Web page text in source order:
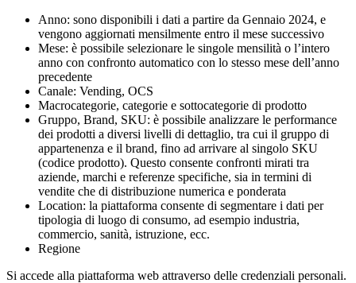
Anno: sono disponibili i dati a partire da Gennaio 2024, e
vengono aggiornati mensilmente entro il mese successivo
Mese: è possibile selezionare le singole mensilità o l’intero
anno con confronto automatico con lo stesso mese dell’anno
precedente
Canale: Vending, OCS
Macrocategorie, categorie e sottocategorie di prodotto
Gruppo, Brand, SKU: è possibile analizzare le performance
dei prodotti a diversi livelli di dettaglio, tra cui il gruppo di
appartenenza e il brand, fino ad arrivare al singolo SKU
(codice prodotto). Questo consente confronti mirati tra
aziende, marchi e referenze specifiche, sia in termini di
vendite che di distribuzione numerica e ponderata
Location: la piattaforma consente di segmentare i dati per
tipologia di luogo di consumo, ad esempio industria,
commercio, sanità, istruzione, ecc.
Regione
Si accede alla piattaforma web attraverso delle credenziali personali.